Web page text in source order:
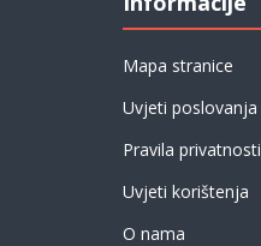
Mapa stranice
Uvjeti poslovanja
Pravila privatnosti
Uvjeti korištenja
O nama